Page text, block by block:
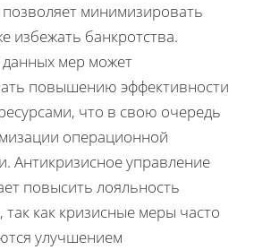
позволяет минимизировать
избежать банкротства.
мер может
повышению эффективности
что в свою очередь
операционной
Антикризисное управление
повысить лояльность
так как кризисные меры часто
улучшением